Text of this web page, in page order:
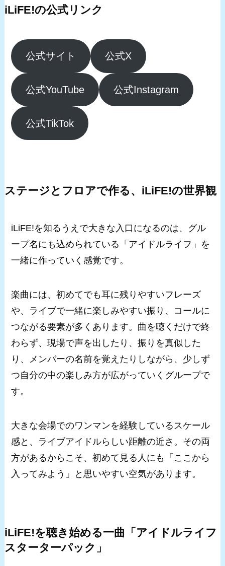
iLiFE!の公式リンク
公式サイト 公式X
公式YouTube 公式Instagram
公式TikTok
ステージとフロアで作る、iLiFE!の世界観
iLiFE!を知るうえで大きな入口になるのは、グル
ープ名にも込められている「アイドルライフ」を
一緒に作っていく感覚です。
楽曲には、初めてでも耳に残りやすいフレーズ
や、ライブで一緒に楽しみやすい振り、コールに
つながる要素が多くあります。曲を聴くだけで終
わらず、現場で声を出したり、振りを真似した
り、メンバーの名前を覚えたりしながら、少しず
つ自分の中の楽しみ方が広がっていくグループで
す。
大きな会場でのワンマンを経験しているスケール
感と、ライブアイドルらしい距離の近さ。その両
方があるからこそ、初めて見る人にも「ここから
入ってみよう」と思いやすい空気があります。
iLiFE!を聴き始める一曲「アイドルライフ
スターターパック」